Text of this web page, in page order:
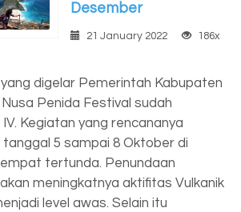
Desember
21 January 2022
186x
digelar Pemerintah Kabupaten
Penida Festival sudah
Kegiatan yang rencananya
5 sampai 8 Oktober di
tertunda. Penundaan
meningkatnya aktifitas Vulkanik
level awas. Selain itu